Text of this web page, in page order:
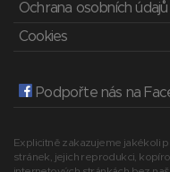
Ochrana osobních údajů
Cookies
Podpořte nás na
Explicitně zakazujeme jakékoli
stránek, jejich reprodukci,